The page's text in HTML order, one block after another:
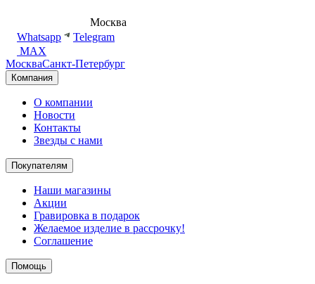
Москва
Whatsapp
Telegram
MAX
МоскваСанкт-Петербург
Компания
О компании
Новости
Контакты
Звезды с нами
Покупателям
Наши магазины
Акции
Гравировка в подарок
Желаемое изделие в рассрочку!
Соглашение
Помощь